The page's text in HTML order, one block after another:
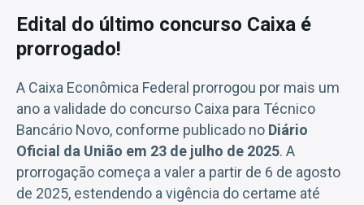
Edital do último concurso Caixa é
prorrogado!
A Caixa Econômica Federal prorrogou por mais um
ano a validade do concurso Caixa para Técnico
Bancário Novo, conforme publicado no Diário
Oficial da União em 23 de julho de 2025. A
prorrogação começa a valer a partir de 6 de agosto
de 2025, estendendo a vigência do certame até